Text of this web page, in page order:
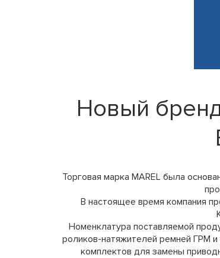
Новый
Торговая марка MAREL была
В настоящее время компания
Номенклатура поставляемой
роликов-натяжителей ремней ГРМ
комплектов для замены